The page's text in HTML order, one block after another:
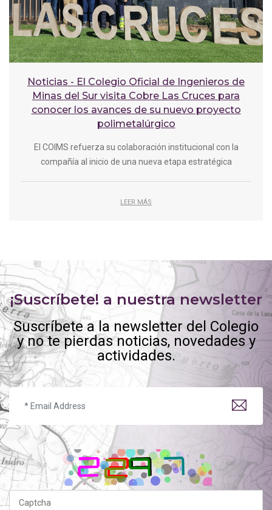
Noticias - El Colegio Oficial de Ingenieros de
Minas del Sur visita Cobre Las Cruces para
conocer los avances de su nuevo proyecto
polimetalúrgico
El COIMS refuerza su colaboración institucional con la
compañía al inicio de una nueva etapa estratégica
LEER MÁS
¡Suscríbete! a nuestra newsletter
Suscríbete a la newsletter del Colegio
y no te pierdas noticias, novedades y
actividades.